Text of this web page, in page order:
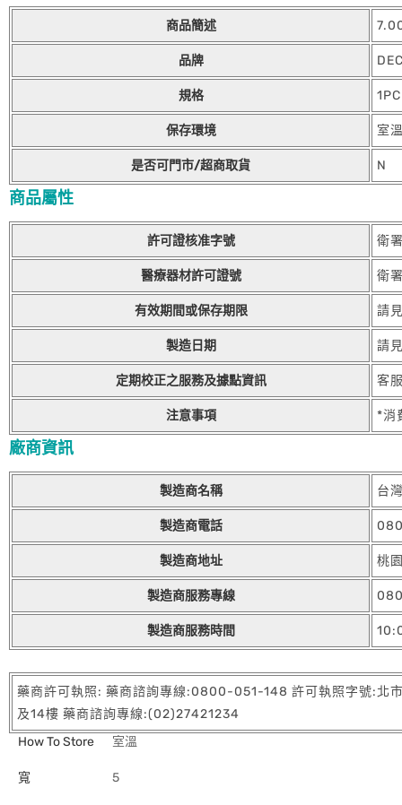
商品簡述
品牌
規格
保存環境 室
是否可門市/超商取貨 N
商品屬性
許可證核准字號 衛
醫療器材許可證號 衛
有效期間或保存期限 請
製造日期 請
定期校正之服務及據點資訊 客
注意事項 *消
廠商資訊
製造商名稱 台
製造商電話
製造商地址 桃
製造商服務專線
製造商服務時間
藥商許可執照: 藥商諮詢專線:0800-051-148 許可執照字號:北
及14樓 藥商諮詢專線:(02)27421234
How To Store
室溫
寬 5